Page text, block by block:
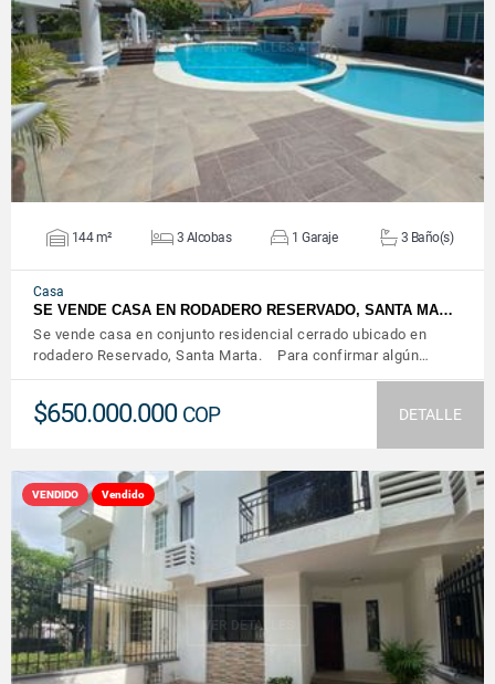
VER DETALLES
144 m² 3 Alcobas 1 Garaje 3 Baño(s)
Casa
SE VENDE CASA EN RODADERO RESERVADO, SANTA MA…
Se vende casa en conjunto residencial cerrado ubicado en
rodadero Reservado, Santa Marta. Para confirmar algún…
$650.000.000 COP DETALLE
VENDIDO Vendido
VER DETALLES